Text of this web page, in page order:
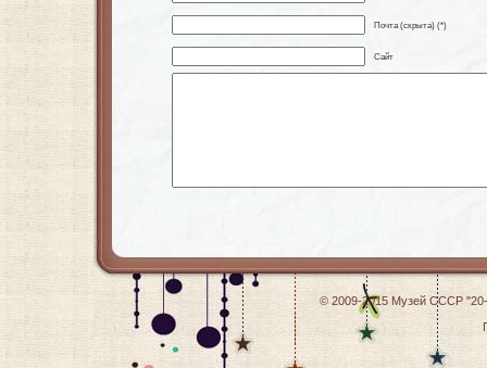
Почта (скрыта) (*)
Сайт
© 2009-2015 Музей СССР